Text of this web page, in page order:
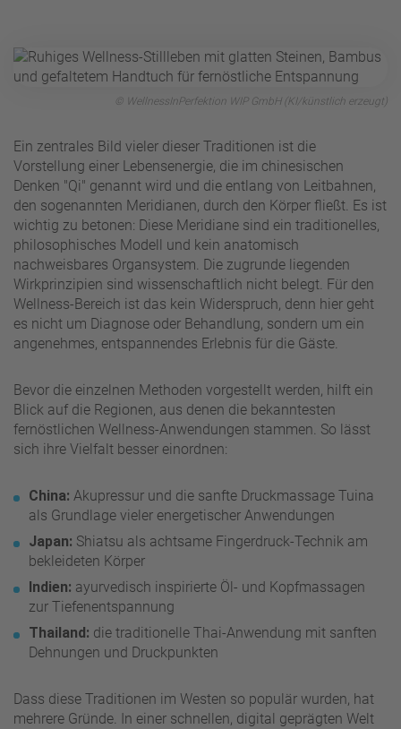
© WellnessInPerfektion WIP GmbH (KI/künstlich erzeugt)
Ein zentrales Bild vieler dieser Traditionen ist die
Vorstellung einer Lebensenergie, die im chinesischen
Denken "Qi" genannt wird und die entlang von Leitbahnen,
den sogenannten Meridianen, durch den Körper fließt. Es ist
wichtig zu betonen: Diese Meridiane sind ein traditionelles,
philosophisches Modell und kein anatomisch
nachweisbares Organsystem. Die zugrunde liegenden
Wirkprinzipien sind wissenschaftlich nicht belegt. Für den
Wellness-Bereich ist das kein Widerspruch, denn hier geht
es nicht um Diagnose oder Behandlung, sondern um ein
angenehmes, entspannendes Erlebnis für die Gäste.
Bevor die einzelnen Methoden vorgestellt werden, hilft ein
Blick auf die Regionen, aus denen die bekanntesten
fernöstlichen Wellness-Anwendungen stammen. So lässt
sich ihre Vielfalt besser einordnen:
China: Akupressur und die sanfte Druckmassage Tuina
als Grundlage vieler energetischer Anwendungen
Japan: Shiatsu als achtsame Fingerdruck-Technik am
bekleideten Körper
Indien: ayurvedisch inspirierte Öl- und Kopfmassagen
zur Tiefenentspannung
Thailand: die traditionelle Thai-Anwendung mit sanften
Dehnungen und Druckpunkten
Dass diese Traditionen im Westen so populär wurden, hat
mehrere Gründe. In einer schnellen, digital geprägten Welt